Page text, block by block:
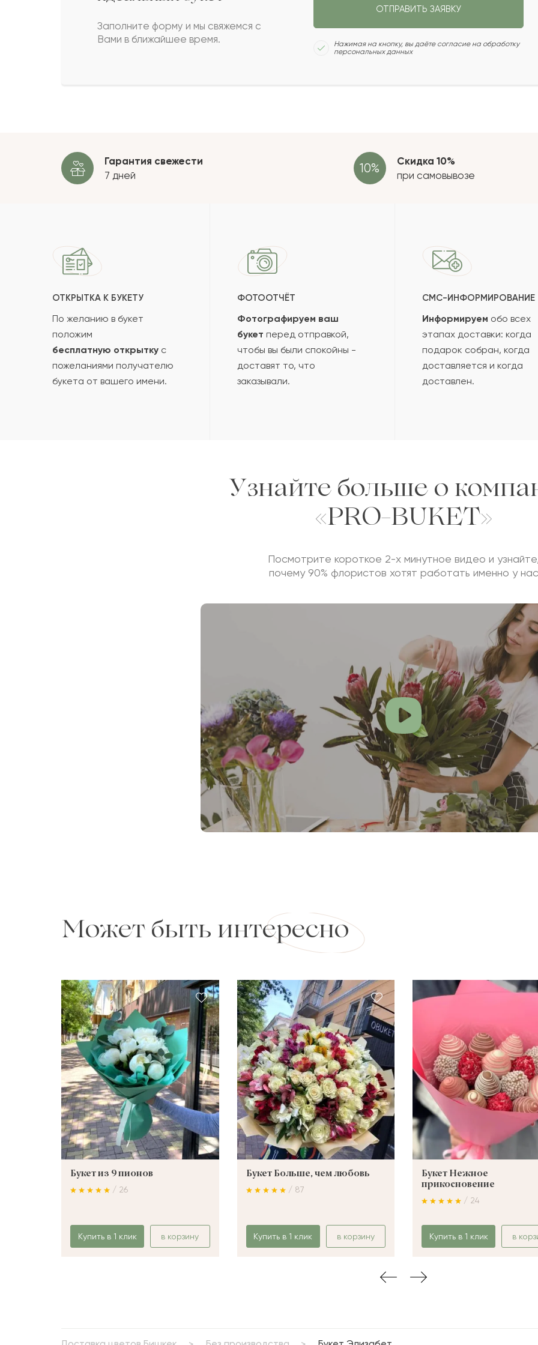
2021-10-27
2021-09-22
Заполните форму и мы свяжемся с
Вами в ближайшее время.
ОТПРАВИТЬ ЗАЯВКУ
Нажимая на кнопку, вы даёте согласие на обработку
персональных данных
Гарантия свежести
7 дней
Скидка 10%
при самовывозе
ОТКРЫТКА К БУКЕТУ
По желанию в букет
положим
бесплатную открытку с
пожеланиями получателю
букета от вашего имени.
ФОТООТЧЁТ
Фотографируем ваш
букет перед отправкой,
чтобы вы были спокойны -
доставят то, что
заказывали.
СМС-ИНФОРМИРОВАНИЕ
Информируем обо всех
этапах доставки: когда
подарок собран, когда
доставляется и когда
доставлен.
Узнайте больше о
«PRO-BUKET»
Посмотрите короткое 2-х минутное видео и
почему 90% флористов хотят работать именно у нас
Может быть интересно
Букет из 9 пионов
/ 26
Купить в 1 клик в корзину
Букет Больше, чем любовь
/ 87
Купить в 1 клик в корзину
Букет Нежное
прикосновение
/ 24
Купить в 1 клик в